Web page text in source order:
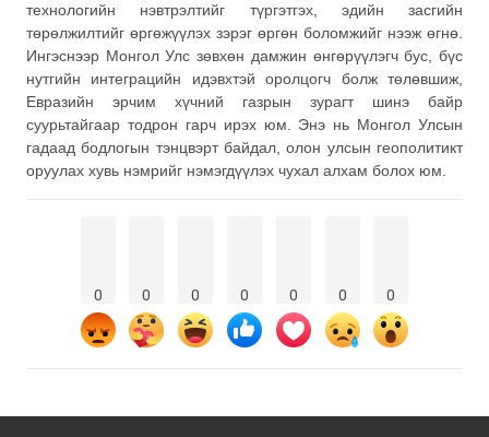
технологийн нэвтрэлтийг түргэтгэх, эдийн засгийн
төрөлжилтийг өргөжүүлэх зэрэг өргөн боломжийг нээж өгнө.
Ингэснээр Монгол Улс зөвхөн дамжин өнгөрүүлэгч бус, бүс
нутгийн интеграцийн идэвхтэй оролцогч болж төлөвшиж,
Евразийн эрчим хүчний газрын зурагт шинэ байр
суурьтайгаар тодрон гарч ирэх юм. Энэ нь Монгол Улсын
гадаад бодлогын тэнцвэрт байдал, олон улсын геополитикт
оруулах хувь нэмрийг нэмэгдүүлэх чухал алхам болох юм.
0 0 0 0 0 0 0